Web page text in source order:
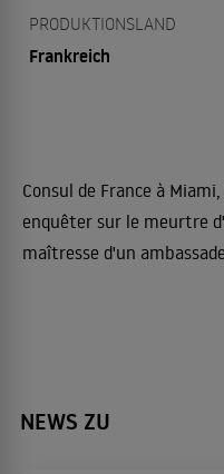
PRODUKTIONSLAND
Frankreich
Consul de France à
enquêter sur le meurtre
maîtresse d'un
NEWS ZU